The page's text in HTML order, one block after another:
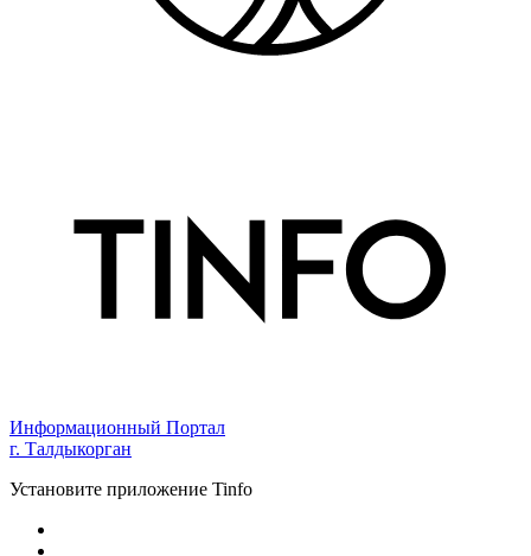
Информационный Портал
г. Талдыкорган
Установите приложение Tinfo